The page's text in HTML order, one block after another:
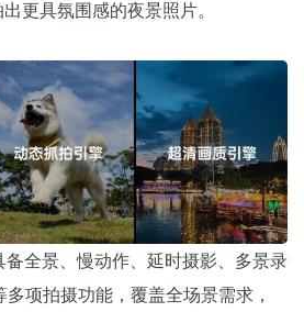
更具氛围感的夜景照片。
备全景、慢动作、延时摄影、多景录
项拍摄功能，覆盖全场景需求，